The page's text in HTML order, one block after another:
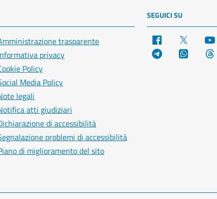
trasparente
privacy
Policy
Media Policy
legali
atti giudiziari
di accessibilità
problemi di accessibilità
di miglioramento del sito
SEGUICI SU
Facebook
Telegram